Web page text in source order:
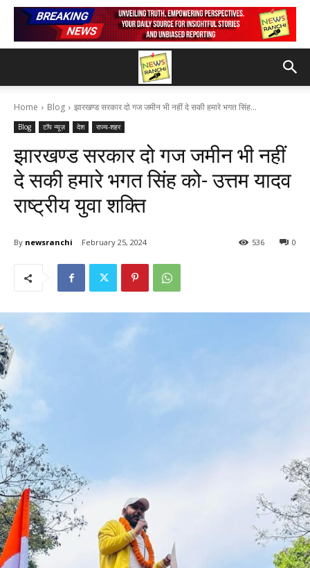
Home Blog झारखण्ड सरकार दो गज जमीन भी नहीं दे सकी हमारे भगत सिंह...
Blog टॉप न्यूज़ देश राज्य-शहर
झारखण्ड सरकार दो गज जमीन भी नहीं
दे सकी हमारे भगत सिंह को- उत्तम यादव
राष्ट्रीय युवा शक्ति
By newsranchi February 25, 2024 0
536